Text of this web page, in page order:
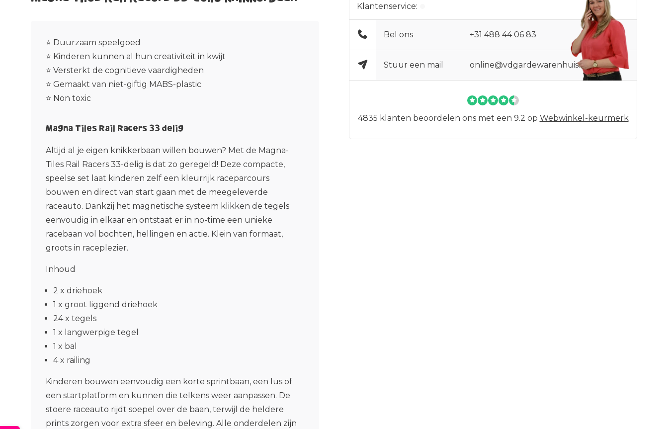
⭐ Duurzaam speelgoed
⭐ Kinderen kunnen al hun creativiteit in kwijt
⭐ Versterkt de cognitieve vaardigheden
⭐ Gemaakt van niet-giftig MABS-plastic
⭐ Non toxic
Magna Tiles Rail Racers 33 delig
Altijd al je eigen knikkerbaan willen bouwen? Met de Magna-
Tiles Rail Racers 33-delig is dat zo geregeld! Deze compacte,
speelse set laat kinderen zelf een kleurrijk raceparcours
bouwen en direct van start gaan met de meegeleverde
raceauto. Dankzij het magnetische systeem klikken de tegels
eenvoudig in elkaar en ontstaat er in no-time een unieke
racebaan vol bochten, hellingen en actie. Klein van formaat,
groots in raceplezier.
Inhoud
2 x driehoek
1 x groot liggend driehoek
24 x tegels
1 x langwerpige tegel
1 x bal
4 x railing
Kinderen bouwen eenvoudig een korte sprintbaan, een lus of
een startplatform en kunnen die telkens weer aanpassen. De
stoere raceauto rijdt soepel over de baan, terwijl de heldere
prints zorgen voor extra sfeer en beleving. Alle onderdelen zijn
Klantenservice:
Bel ons +31 488 44 06 83
Stuur een mail online@vdgardewarenhuis.nl
4835 klanten beoordelen ons met een 9.2 op Webwinkel-keurmerk